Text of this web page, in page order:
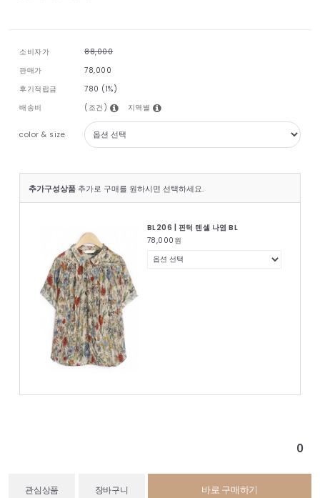
소비자가
88,000
판매가
78,000
후기적립금
780 (1%)
배송비
(조건) 지역별
color & size
추가구성상품 추가로 구매를 원하시면 선택하세요.
BL206 | 핀턱 텐셀 나염 BL
78,000 원
0
관심상품 장바구니 바로 구매하기